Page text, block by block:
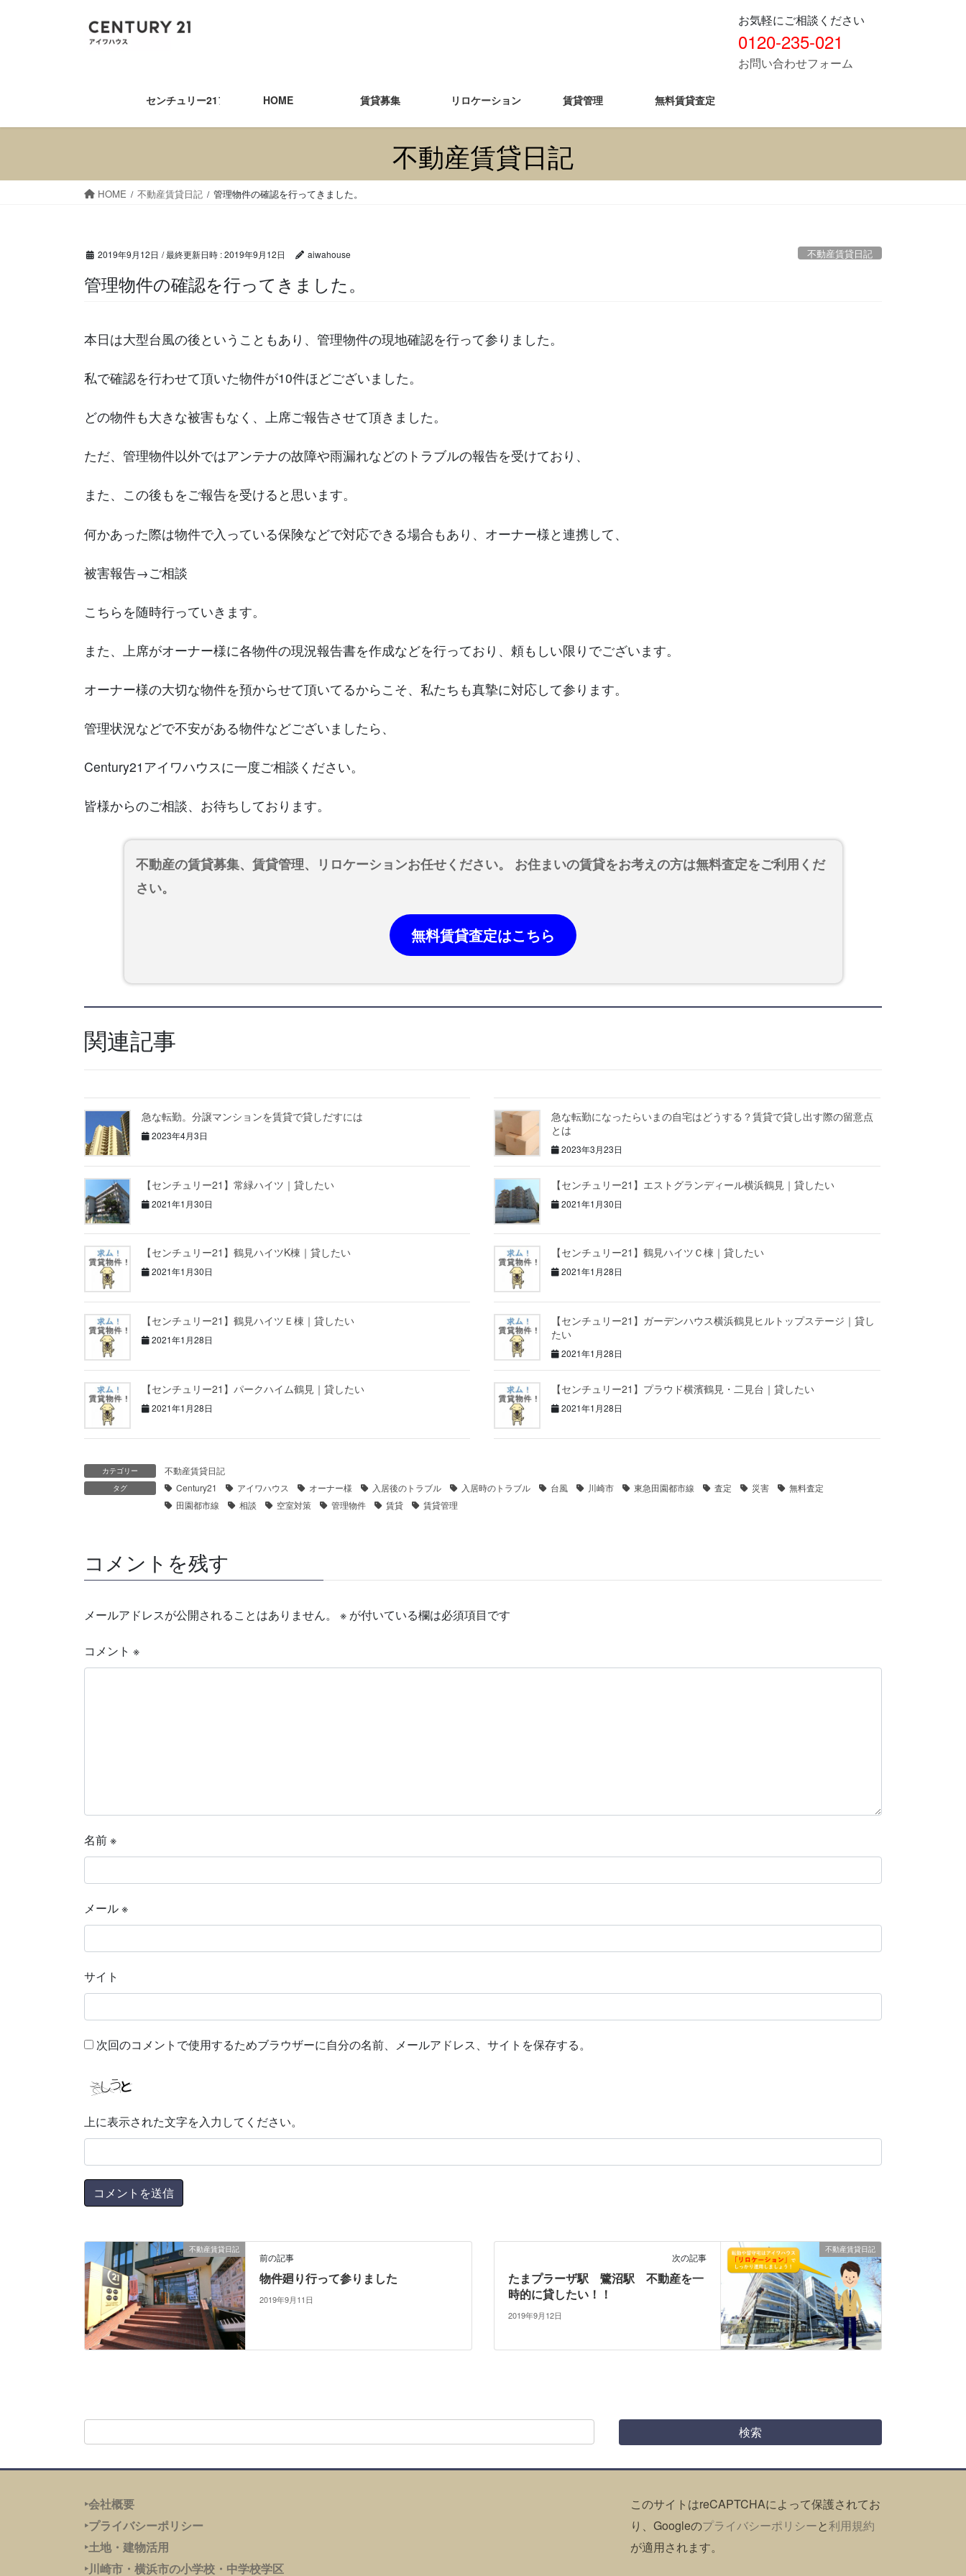
キ
に
お気軽にご相談ください
0120-235-021
お問い合わせフォーム
センチュリー21アイワハウスHOME 賃貸募集 リロケーション 賃貸管理 無料賃貸査定
不動産賃貸日記
HOME 不動産賃貸日記 管理物件の確認を行ってきました。
2019年9月12日 / 最終更新日時 :2019年9月12日 aiwahouse 不動産賃貸日記
管理物件の確認を行ってきました。
本日は大型台風の後ということもあり、管理物件の現地確認を行って参りました。
私で確認を行わせて頂いた物件が10件ほどございました。
どの物件も大きな被害もなく、上席ご報告させて頂きました。
ただ、管理物件以外ではアンテナの故障や雨漏れなどのトラブルの報告を受けており、
また、この後もをご報告を受けると思います。
何かあった際は物件で入っている保険などで対応できる場合もあり、オーナー様と連携して、
被害報告→ご相談
こちらを随時行っていきます。
また、上席がオーナー様に各物件の現況報告書を作成などを行っており、頼もしい限りでございます。
オーナー様の大切な物件を預からせて頂いてるからこそ、私たちも真摯に対応して参ります。
管理状況などで不安がある物件などございましたら、
Century21アイワハウスに一度ご相談ください。
皆様からのご相談、お待ちしております。
不動産の賃貸募集、賃貸管理、リロケーションお任せください。 お住まいの賃貸をお考えの方は無料査定をご利用くだ
さい。
無料賃貸査定はこちら
関連記事
急な転勤。分譲マンションを賃貸で貸しだすには
2023年4月3日
急な転勤になったらいまの自宅はどうする？賃貸で貸し出す際の留意点
とは
2023年3月23日
【センチュリー21】常緑ハイツ｜貸したい
2021年1月30日
【センチュリー21】エストグランディール横浜鶴見｜貸したい
2021年1月30日
【センチュリー21】鶴見ハイツK棟｜貸したい
2021年1月30日
【センチュリー21】鶴見ハイツＣ棟｜貸したい
2021年1月28日
【センチュリー21】鶴見ハイツＥ棟｜貸したい
2021年1月28日
【センチュリー21】ガーデンハウス横浜鶴見ヒルトップステージ｜貸し
たい
2021年1月28日
【センチュリー21】パークハイム鶴見｜貸したい
2021年1月28日
【センチュリー21】プラウド横濱鶴見・二見台｜貸したい
2021年1月28日
カテゴリー 不動産賃貸日記
タグ Century21 アイワハウス オーナー様 入居後のトラブル 入居時のトラブル 台風 川崎市 東急田園都市線 査定 災害
無料査定
田園都市線
相談 空室対策 管理物件 賃貸 賃貸管理
コメントを残す
メールアドレスが公開されることはありません。 ※ が付いている欄は必須項目です
コメント ※
名前※
メール※
サイト
次回のコメントで使用するためブラウザーに自分の名前、メールアドレス、サイトを保存する。
上に表示された文字を入力してください。
不動産賃貸日記
前の記事
物件廻り行って参りました
2019年9月11日
不動産賃貸日記
次の記事
たまプラーザ駅 鷺沼駅 不動産を一
時的に貸したい！！
2019年9月12日
‣会社概要
‣プライバシーポリシー
‣土地・建物活用
‣川崎市・横浜市の小学校・中学校学区
このサイトはreCAPTCHAによって保護されてお
り、Googleのプライバシーポリシーと利用規約
が適用されます。